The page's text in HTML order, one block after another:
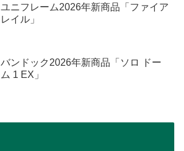
ユニフレーム2026年新商品「ファイア
レイル」
バンドック2026年新商品「ソロ ドー
ム 1 EX」